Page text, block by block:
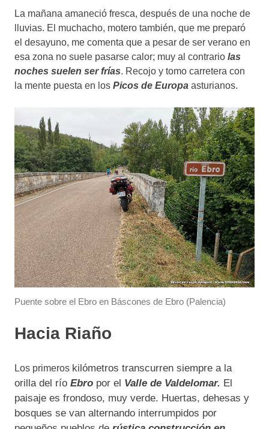
La mañana amaneció fresca, después de una noche de
lluvias. El muchacho, motero también, que me preparó
el desayuno, me comenta que a pesar de ser verano en
esa zona no suele pasarse calor; muy al contrario las
noches suelen ser frías. Recojo y tomo carretera con
la mente puesta en los Picos de Europa asturianos.
Puente sobre el Ebro en Báscones de Ebro (Palencia)
Hacia Riaño
Los primeros kilómetros transcurren siempre a la
orilla del río Ebro por el Valle de Valdelomar. El
paisaje es frondoso, muy verde. Huertas, dehesas y
bosques se van alternando interrumpidos por